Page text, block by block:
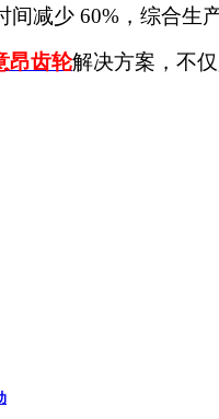
减少 60%，综合生
昂齿轮解决方案，不